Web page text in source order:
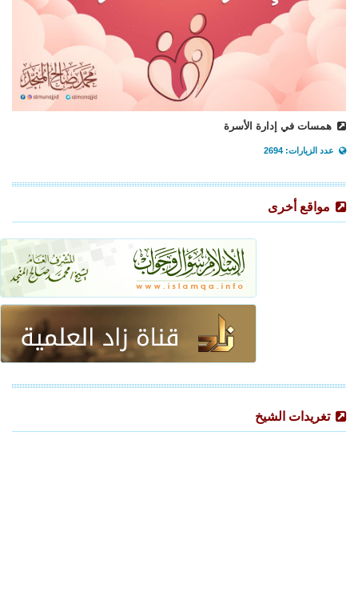
همسات في إدارة الأسرة
عدد الزيارات: 2694
مواقع أخرى
تغريدات الشيخ